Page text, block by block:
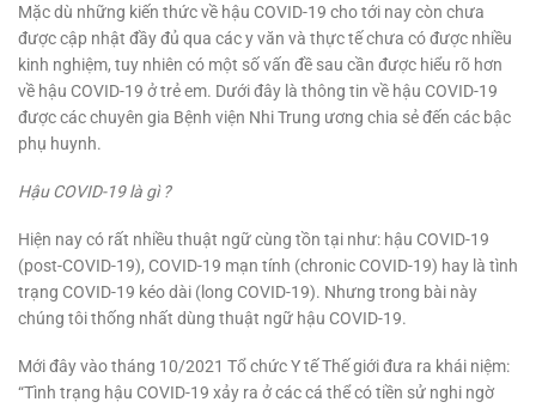
Mặc dù những kiến thức về hậu COVID-19 cho tới nay còn chưa
được cập nhật đầy đủ qua các y văn và thực tế chưa có được nhiều
kinh nghiệm, tuy nhiên có một số vấn đề sau cần được hiểu rõ hơn
về hậu COVID-19 ở trẻ em. Dưới đây là thông tin về hậu COVID-19
được các chuyên gia Bệnh viện Nhi Trung ương chia sẻ đến các bậc
phụ huynh.
Hậu COVID-19 là gì ?
Hiện nay có rất nhiều thuật ngữ cùng tồn tại như: hậu COVID-19
(post-COVID-19), COVID-19 mạn tính (chronic COVID-19) hay là tình
trạng COVID-19 kéo dài (long COVID-19). Nhưng trong bài này
chúng tôi thống nhất dùng thuật ngữ hậu COVID-19.
Mới đây vào tháng 10/2021 Tổ chức Y tế Thế giới đưa ra khái niệm:
“Tình trạng hậu COVID-19 xảy ra ở các cá thể có tiền sử nghi ngờ